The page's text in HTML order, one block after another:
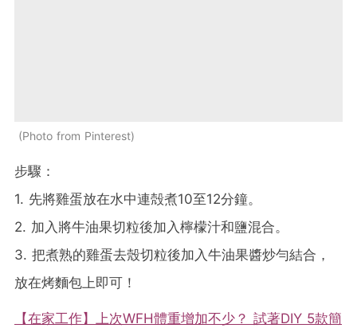
Photo from Pinterest
步驟：
1. 先將雞蛋放在水中連殻煮10至12分鐘。
2. 加入將牛油果切粒後加入檸檬汁和鹽混合。
3. 把煮熟的雞蛋去殼切粒後加入牛油果醬炒勻結合，
放在烤麵包上即可！
【在家工作】上次WFH體重增加不少？ 試著DIY 5款簡